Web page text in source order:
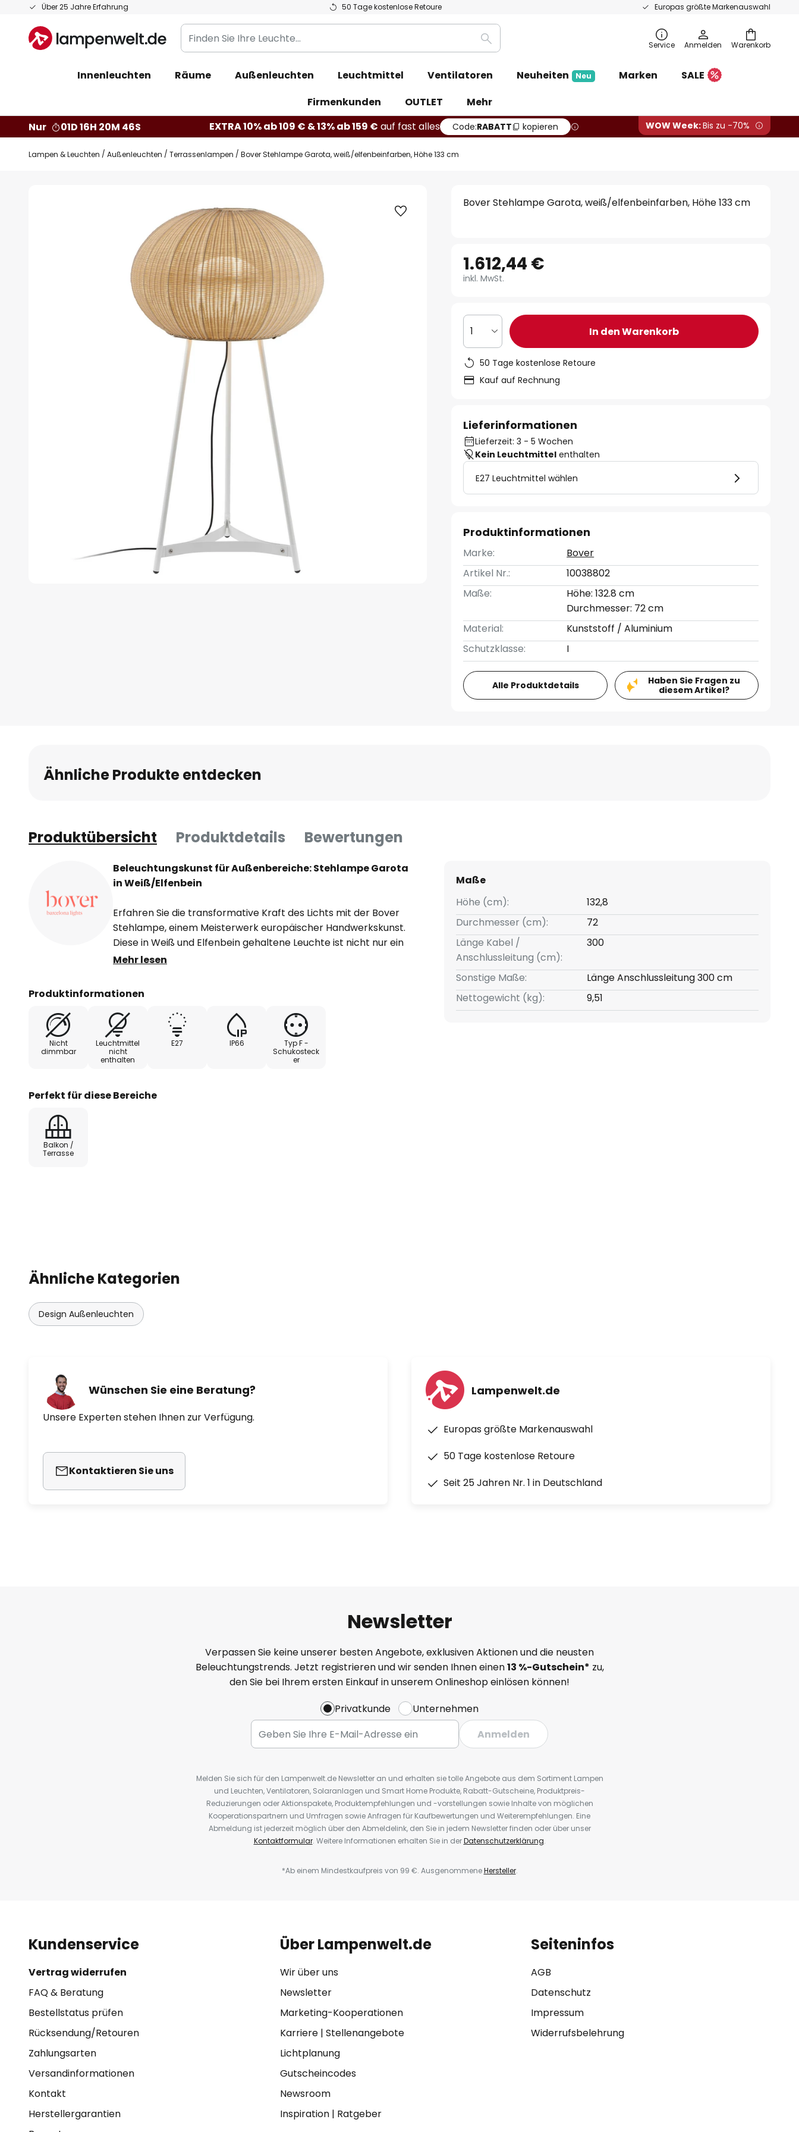
Über 25 Jahre Erfahrung 50 Tage kostenlose Retoure Europas größte Markenauswahl
Zum
springen
Warenkorb
Finden
Sie
Leuchte...
Suche Service Anmelden
Innenleuchten Räume Außenleuchten Leuchtmittel Ventilatoren Neuheiten Neu Marken
SALE
Firmenkunden
OUTLET
Mehr
Nur
01D 16H 20M 45S EXTRA 10% ab 109 € & 13% ab 159 € auf fast alles Code:RABATT kopieren WOW Week:Bis zu -70%
Lampen & Leuchten Außenleuchten Terrassenlampen Bover Stehlampe Garota, weiß/elfenbeinfarben, Höhe 133 cm
Bover Stehlampe Garota, weiß/elfenbeinfarben, Höhe 133 cm
1.612,44 €
inkl. MwSt.
1 In den Warenkorb
50 Tage kostenlose Retoure
Kauf auf Rechnung
Lieferinformationen
Lieferzeit: 3 - 5 Wochen
Kein Leuchtmittel enthalten
E27 Leuchtmittel wählen
Produktinformationen
Marke:
Bover
Artikel Nr.:
10038802
Maße:
Höhe: 132.8 cm
Durchmesser: 72 cm
Material:
Kunststoff / Aluminium
Schutzklasse:
I
Alle Produktdetails
Haben Sie Fragen zu
diesem Artikel?
Ähnliche Produkte entdecken
Produktübersicht Produktdetails Bewertungen
Beleuchtungskunst für Außenbereiche: Stehlampe Garota
in Weiß/Elfenbein
Erfahren Sie die transformative Kraft des Lichts mit der Bover
Stehlampe, einem Meisterwerk europäischer Handwerkskunst.
Diese in Weiß und Elfenbein gehaltene Leuchte ist nicht nur ein
ästhetisches Statement für jede Terrasse, sondern auch ein
ist damit optimal gegen das Eindringen von Staub und starkem
Außenbereich macht. Diese topdesignte Stehlampe vereint
Eleganz mit Funktionalität und schafft eine Atmosphäre, die
sowohl beruhigend als auch anregend sein kann.
Mehr lesen
Produktinformationen
Nicht
dimmbar
Leuchtmittel
nicht
enthalten
E27 IP66
Typ F -
Schukosteck
er
Perfekt für diese Bereiche
Balkon /
Terrasse
Maße
Höhe (cm):
132,8
Durchmesser (cm):
72
Länge Kabel /
Anschlussleitung (cm):
300
Sonstige Maße:
Länge Anschlussleitung 300 cm
Nettogewicht (kg):
9,51
Ähnliche Kategorien
Design Außenleuchten
Wünschen Sie eine Beratung?
Unsere Experten stehen Ihnen zur Verfügung.
Kontaktieren Sie uns
Lampenwelt.de
Europas größte Markenauswahl
50 Tage kostenlose Retoure
Seit 25 Jahren Nr. 1 in Deutschland
Newsletter
Verpassen Sie keine unserer besten Angebote, exklusiven Aktionen und die neusten
Beleuchtungstrends. Jetzt registrieren und wir senden Ihnen einen13 %-Gutschein* zu,
den Sie bei Ihrem ersten Einkauf in unserem Onlineshop einlösen können!
Privatkunde
Unternehmen
Anmelden
Melden Sie sich für den Lampenwelt.de Newsletter an und erhalten sie tolle Angebote aus dem Sortiment Lampen
und Leuchten, Ventilatoren, Solaranlagen und Smart Home Produkte, Rabatt-Gutscheine, Produktpreis-
Reduzierungen oder Aktionspakete, Produktempfehlungen und -vorstellungen sowie Inhalte von möglichen
Kooperationspartnern und Umfragen sowie Anfragen für Kaufbewertungen und Weiterempfehlungen. Eine
Abmeldung ist jederzeit möglich über den Abmeldelink, den Sie in jedem Newsletter finden oder über unser
Kontaktformular. Weitere Informationen erhalten Sie in derDatenschutzerklärung.
*Ab einem Mindestkaufpreis von 99 €. AusgenommeneHersteller.
Kundenservice
Vertrag widerrufen
FAQ & Beratung
Bestellstatus prüfen
Rücksendung/Retouren
Zahlungsarten
Versandinformationen
Kontakt
Herstellergarantien
Über Lampenwelt.de
Wir über uns
Newsletter
Marketing-Kooperationen
Karriere| Stellenangebote
Lichtplanung
Gutscheincodes
Newsroom
Inspiration| Ratgeber
Seiteninfos
AGB
Datenschutz
Impressum
Widerrufsbelehrung